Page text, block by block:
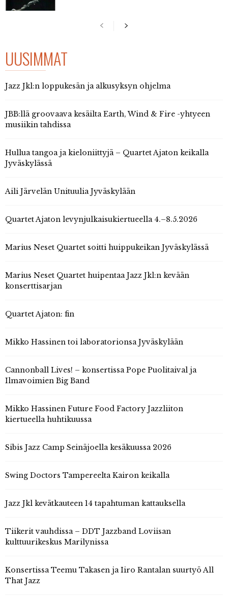
UUSIMMAT
Jazz Jkl:n loppukesän ja alkusyksyn ohjelma
JBB:llä groovaava kesäilta Earth, Wind & Fire -yhtyeen
musiikin tahdissa
Hullua tangoa ja kieloniittyjä – Quartet Ajaton keikalla
Jyväskylässä
Aili Järvelän Unituulia Jyväskylään
Quartet Ajaton levynjulkaisukiertueella 4.–8.5.2026
Marius Neset Quartet soitti huippukeikan Jyväskylässä
Marius Neset Quartet huipentaa Jazz Jkl:n kevään
konserttisarjan
Quartet Ajaton: fin
Mikko Hassinen toi laboratorionsa Jyväskylään
Cannonball Lives! – konsertissa Pope Puolitaival ja
Ilmavoimien Big Band
Mikko Hassinen Future Food Factory Jazzliiton
kiertueella huhtikuussa
Sibis Jazz Camp Seinäjoella kesäkuussa 2026
Swing Doctors Tampereelta Kairon keikalla
Jazz Jkl kevätkauteen 14 tapahtuman kattauksella
Tiikerit vauhdissa – DDT Jazzband Loviisan
kulttuurikeskus Marilynissa
Konsertissa Teemu Takasen ja Iiro Rantalan suurtyö All
That Jazz